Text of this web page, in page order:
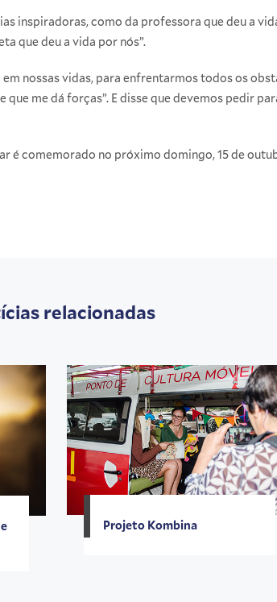
inspiradoras, como da professora que deu a
que deu a vida por nós”.
nossas vidas, para enfrentarmos todos os
me dá forças”. E disse que devemos pedir
é comemorado no próximo domingo, 15 de
relacionadas
Projeto Kombina